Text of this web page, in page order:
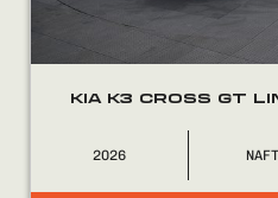
KIA K3 CROSS GT
2026